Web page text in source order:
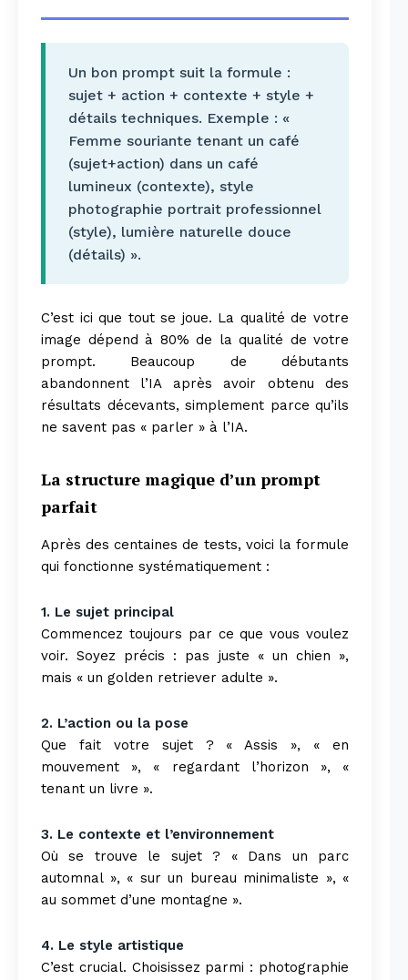
Un bon prompt suit la formule :
sujet + action + contexte + style +
détails techniques. Exemple : «
Femme souriante tenant un café
(sujet+action) dans un café
lumineux (contexte), style
photographie portrait professionnel
(style), lumière naturelle douce
(détails) ».
C’est ici que tout se joue. La qualité de votre
image dépend à 80% de la qualité de votre
prompt. Beaucoup de débutants
abandonnent l’IA après avoir obtenu des
résultats décevants, simplement parce qu’ils
ne savent pas « parler » à l’IA.
La structure magique d’un prompt
parfait
Après des centaines de tests, voici la formule
qui fonctionne systématiquement :
1. Le sujet principal
Commencez toujours par ce que vous voulez
voir. Soyez précis : pas juste « un chien »,
mais « un golden retriever adulte ».
2. L’action ou la pose
Que fait votre sujet ? « Assis », « en
mouvement », « regardant l’horizon », «
tenant un livre ».
3. Le contexte et l’environnement
Où se trouve le sujet ? « Dans un parc
automnal », « sur un bureau minimaliste », «
au sommet d’une montagne ».
4. Le style artistique
C’est crucial. Choisissez parmi : photographie